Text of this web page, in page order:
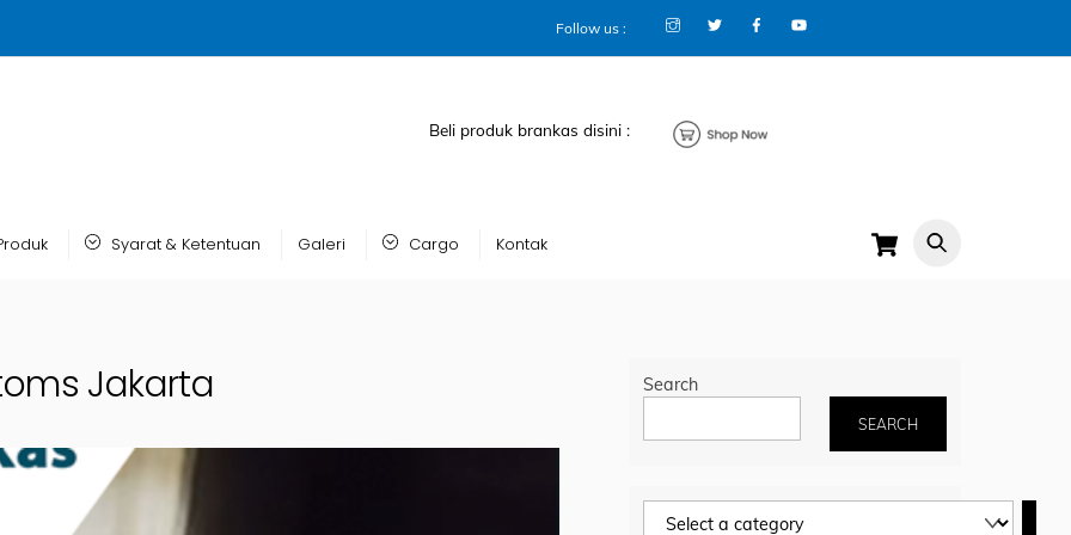
Follow us :
Cart
Syarat & Ketentuan Galeri Cargo Kontak
Beli produk brankas disini :
Jakarta Search
SEARCH